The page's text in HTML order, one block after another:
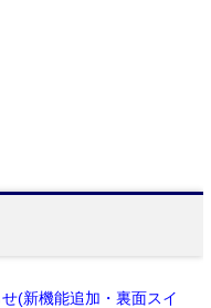
(新機能追加・裏面スイ